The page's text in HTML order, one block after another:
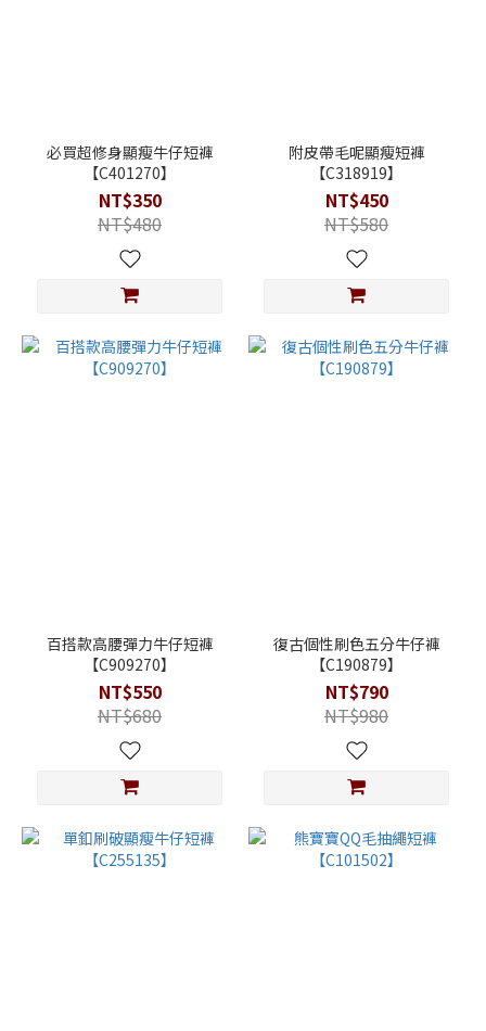
必買超修身顯瘦牛仔短褲
【C401270】
NT$350
NT$480
附皮帶毛呢顯瘦短褲
【C318919】
NT$450
NT$580
百搭款高腰彈力牛仔短褲
【C909270】
NT$550
NT$680
復古個性刷色五分牛仔褲
【C190879】
NT$790
NT$980